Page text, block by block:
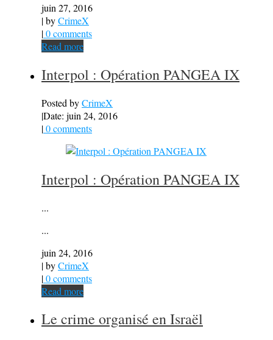
juin 27, 2016
| byCrimeX
|0 comments
Read more
Interpol : Opération PANGEA IX
Posted byCrimeX
|Date: juin 24, 2016
|0 comments
Interpol : Opération PANGEA IX
...
...
juin 24, 2016
| byCrimeX
|0 comments
Read more
Le crime organisé en Israël